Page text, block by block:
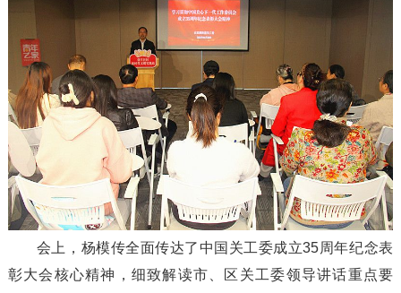
会上，杨模传全面传达了中国关工委成立35周年纪念表
彰大会核心精神，细致解读市、区关工委领导讲话重点要